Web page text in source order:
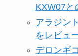
KXW07と
アラジン
をレビュ
デロンギ